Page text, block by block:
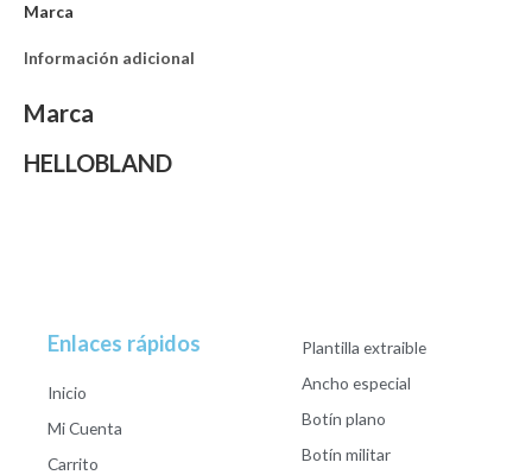
Marca
Información adicional
Marca
HELLOBLAND
Enlaces rápidos
Inicio
Mi Cuenta
Carrito
Plantilla extraible
Ancho especial
Botín plano
Botín militar